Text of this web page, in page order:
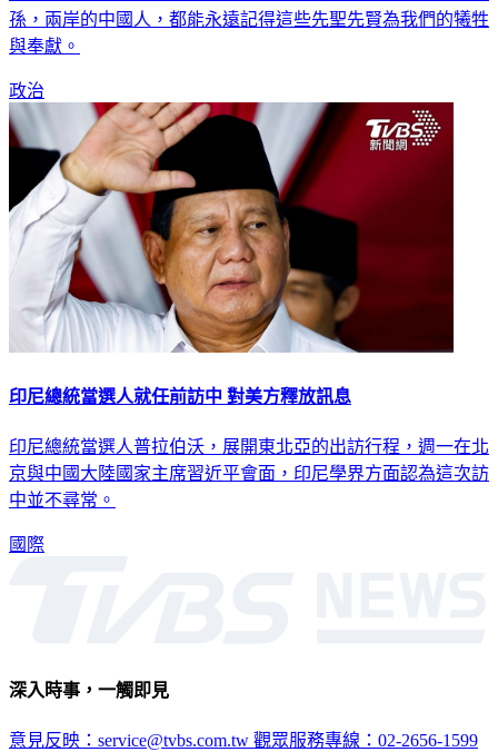
孫，兩岸的中國人，都能永遠記得這些先聖先賢為我們的犧牲
與奉獻。
政治
印尼總統當選人就任前訪中 對美方釋放訊息
印尼總統當選人普拉伯沃，展開東北亞的出訪行程，週一在北
京與中國大陸國家主席習近平會面，印尼學界方面認為這次訪
中並不尋常。
國際
深入時事，一觸即見
意見反映：service@tvbs.com.tw 觀眾服務專線：02-2656-1599